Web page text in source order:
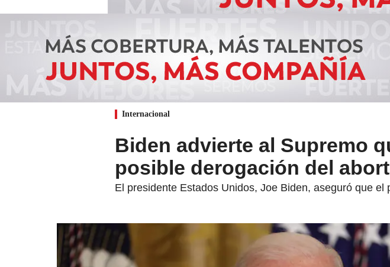
Internacional
Biden advierte al Supremo
posible derogación del
El presidente Estados Unidos, Joe Biden, aseguró que